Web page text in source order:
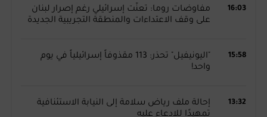
16:03
مفاوضات روما: تعنّت إسرائيلي رغم إصرار لبنان
على وقف الاعتداءات والمنطقة التجريبية الجديدة
15:58
"اليونيفيل" تحذر: 113 مقذوفاً إسرائيلياً في يوم
واحد!
13:32
إحالة ملف رياض سلامة إلى النيابة الاستئنافية
تمهيدًا للادعاء عليه